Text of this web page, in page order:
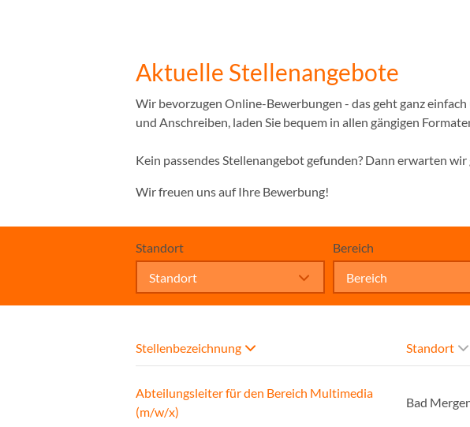
Aktuelle Stellenangebote
Wir bevorzugen Online-Bewerbungen - das geht ganz
und Anschreiben, laden Sie bequem in allen gängigen
Kein passendes Stellenangebot gefunden? Dann erwarten wir
Wir freuen uns auf Ihre Bewerbung!
Standort
Standort
Bereich
Bereich
Stellenbezeichnung Standort
Abteilungsleiter für den Bereich Multimedia
(m/w/x)
Bad